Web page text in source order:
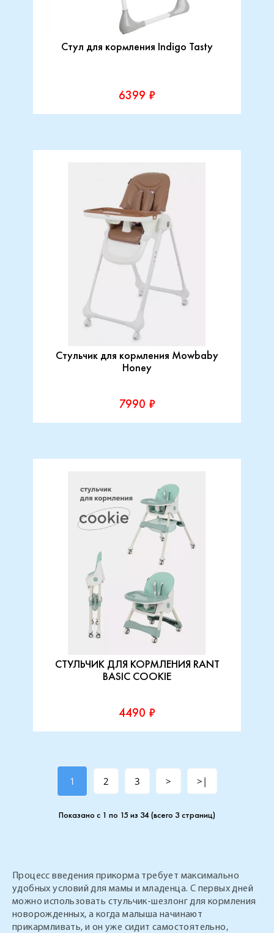
Стул для кормления Indigo Tasty
6399 ₽
Стульчик для кормления Mowbaby
Honey
7990 ₽
СТУЛЬЧИК ДЛЯ КОРМЛЕНИЯ RANT
BASIC COOKIE
4490 ₽
1 2 3 > >|
Показано с 1 по 15 из 34 (всего 3 страниц)
Процесс введения прикорма требует максимально
удобных условий для мамы и младенца. С первых дней
можно использовать стульчик-шезлонг для кормления
новорожденных, а когда малыша начинают
прикармливать, и он уже сидит самостоятельно,